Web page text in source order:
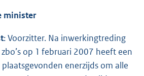
minister
: Voorzitter. Na inwerkingtreding
op 1 februari 2007 heeft een
enerzijds om alle